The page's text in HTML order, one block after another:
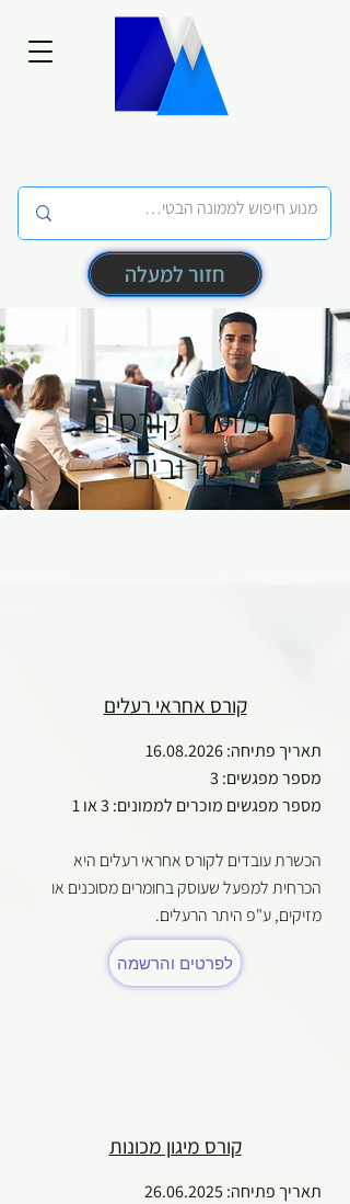
חזור למעלה
מועדי קורסים
קרובים
קורס אחראי רעלים
תאריך פתיחה:16.08.2026
מספר מפגשים: 3
מספר מפגשים מוכרים לממונים: 3 או 1
הכשרת עובדים לקורס אחראי רעלים היא
הכרחית למפעל שעוסק בחומרים מסוכנים או
מזיקים, ע"פ היתר הרעלים. ​
לפרטים והרשמה
קורס מיגון מכונות
תאריך פתיחה: 26.06.2025